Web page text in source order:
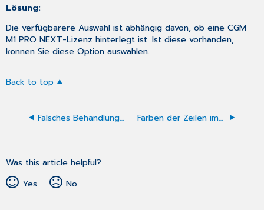
Lösung:
Die verfügbarere Auswahl ist abhängig davon, ob eine CGM
M1 PRO NEXT-Lizenz hinterlegt ist. Ist diese vorhanden,
können Sie diese Option auswählen.
Back to top
Falsches Behandlungsdatum aus CGM M1 PRO MOBILE (App) Farben der Zeilen im AKR-Bubble
Was this article helpful?
Yes
No